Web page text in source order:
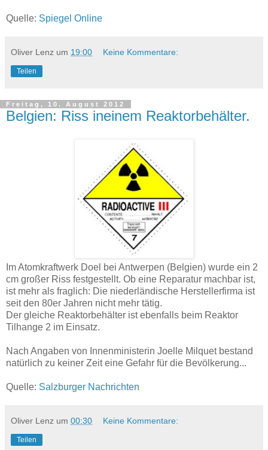
Quelle: Spiegel Online
Oliver Lenz um 19:00 Keine Kommentare:
Teilen
Freitag, 10. August 2012
Belgien: Riss ineinem Reaktorbehälter.
Im Atomkraftwerk Doel bei Antwerpen (Belgien) wurde ein 2
cm großer Riss festgestellt. Ob eine Reparatur machbar ist,
ist mehr als fraglich: Die niederländische Herstellerfirma ist
seit den 80er Jahren nicht mehr tätig.
Der gleiche Reaktorbehälter ist ebenfalls beim Reaktor
Tilhange 2 im Einsatz.
Nach Angaben von Innenministerin Joelle Milquet bestand
natürlich zu keiner Zeit eine Gefahr für die Bevölkerung...
Quelle: Salzburger Nachrichten
Oliver Lenz um 00:30 Keine Kommentare:
Teilen